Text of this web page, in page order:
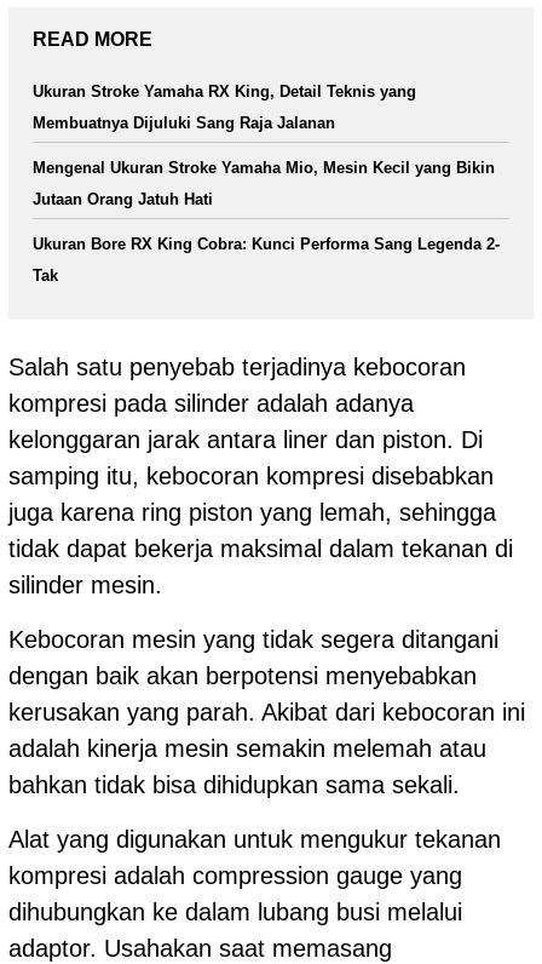
READ MORE
Ukuran Stroke Yamaha RX King, Detail Teknis yang
Membuatnya Dijuluki Sang Raja Jalanan
Mengenal Ukuran Stroke Yamaha Mio, Mesin Kecil yang Bikin
Jutaan Orang Jatuh Hati
Ukuran Bore RX King Cobra: Kunci Performa Sang Legenda 2-
Tak
Salah satu penyebab terjadinya kebocoran
kompresi pada silinder adalah adanya
kelonggaran jarak antara liner dan piston. Di
samping itu, kebocoran kompresi disebabkan
juga karena ring piston yang lemah, sehingga
tidak dapat bekerja maksimal dalam tekanan di
silinder mesin.
Kebocoran mesin yang tidak segera ditangani
dengan baik akan berpotensi menyebabkan
kerusakan yang parah. Akibat dari kebocoran ini
adalah kinerja mesin semakin melemah atau
bahkan tidak bisa dihidupkan sama sekali.
Alat yang digunakan untuk mengukur tekanan
kompresi adalah compression gauge yang
dihubungkan ke dalam lubang busi melalui
adaptor. Usahakan saat memasang